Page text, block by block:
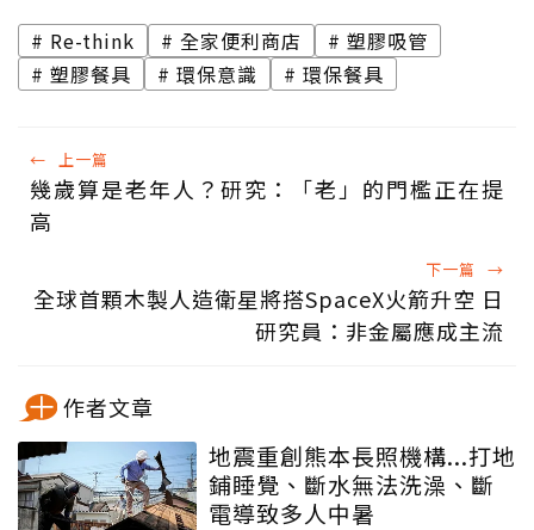
Re-think 全家便利商店
塑膠吸管
塑膠餐具
環保意識 環保餐具
← 上一篇
幾歲算是老年人？研究：「老」的門檻正在提
高
下一篇 →
全球首顆木製人造衛星將搭SpaceX火箭升空 日
研究員：非金屬應成主流
作者文章
地震重創熊本長照機構...打地
鋪睡覺、斷水無法洗澡、斷
電導致多人中暑